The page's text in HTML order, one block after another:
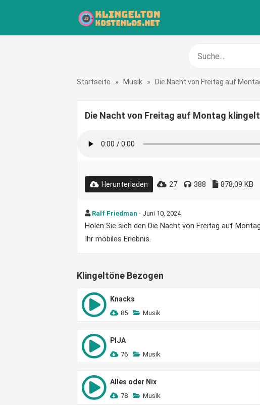
Startseite » Musik » Die Nacht von Freitag auf
Die Nacht von Freitag auf Montag
Herunterladen 27 388 878,09 KB
Ralf Friedman - Juni 10, 2024
Holen Sie sich den Die Nacht von Freitag auf
Ihr mobiles Erlebnis.
Klingeltöne Bezogen
Knacks
85 Musik
PIJA
76 Musik
Alles oder Nix
78 Musik